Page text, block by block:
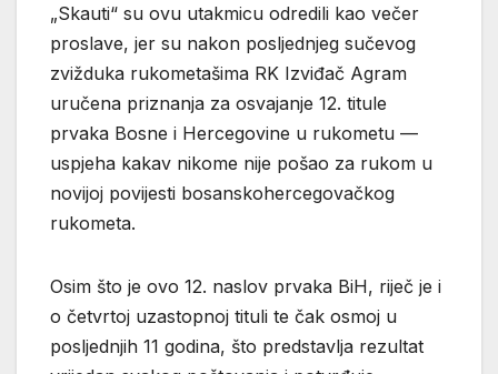
„Skauti“ su ovu utakmicu odredili kao večer
proslave, jer su nakon posljednjeg sučevog
zvižduka rukometašima RK Izviđač Agram
uručena priznanja za osvajanje 12. titule
prvaka Bosne i Hercegovine u rukometu —
uspjeha kakav nikome nije pošao za rukom u
novijoj povijesti bosanskohercegovačkog
rukometa.
Osim što je ovo 12. naslov prvaka BiH, riječ je i
o četvrtoj uzastopnoj tituli te čak osmoj u
posljednjih 11 godina, što predstavlja rezultat